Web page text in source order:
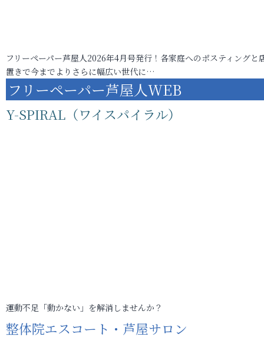
フリーペーパー芦屋人2026年4月号発行！各家庭へのポスティングと
置きで今までよりさらに幅広い世代に…
フリーペーパー芦屋人WEB
Y-SPIRAL（ワイスパイラル）
運動不足「動かない」を解消しませんか？
整体院エスコート・芦屋サロン